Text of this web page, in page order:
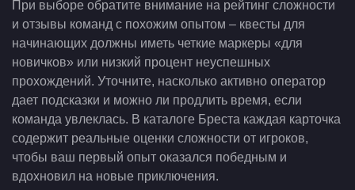
При выборе обратите внимание на рейтинг сложности
и отзывы команд с похожим опытом – квесты для
начинающих должны иметь четкие маркеры «для
новичков» или низкий процент неуспешных
прохождений. Уточните, насколько активно оператор
дает подсказки и можно ли продлить время, если
команда увлеклась. В каталоге Бреста каждая карточка
содержит реальные оценки сложности от игроков,
чтобы ваш первый опыт оказался победным и
вдохновил на новые приключения.